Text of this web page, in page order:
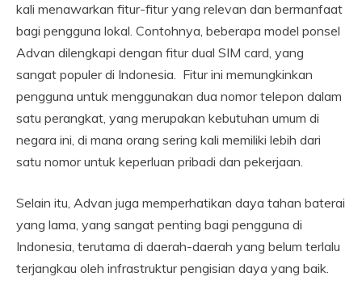
kali menawarkan fitur-fitur yang relevan dan bermanfaat
bagi pengguna lokal. Contohnya, beberapa model ponsel
Advan dilengkapi dengan fitur dual SIM card, yang
sangat populer di Indonesia. Fitur ini memungkinkan
pengguna untuk menggunakan dua nomor telepon dalam
satu perangkat, yang merupakan kebutuhan umum di
negara ini, di mana orang sering kali memiliki lebih dari
satu nomor untuk keperluan pribadi dan pekerjaan.
Selain itu, Advan juga memperhatikan daya tahan baterai
yang lama, yang sangat penting bagi pengguna di
Indonesia, terutama di daerah-daerah yang belum terlalu
terjangkau oleh infrastruktur pengisian daya yang baik.